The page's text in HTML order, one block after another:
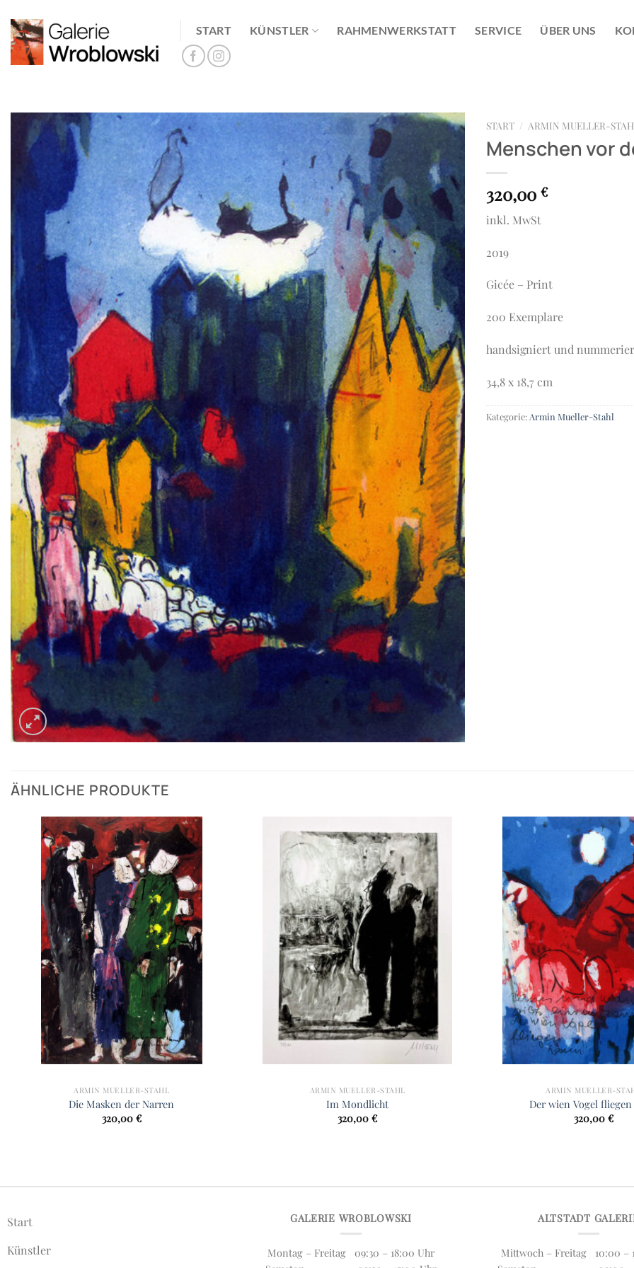
Inhalt
springen
START KÜNSTLER RAHMENWERKSTATT SERVICE ÜBER UNS
START / ARMIN MUELLER-
Menschen vor
320,00 €
inkl. MwSt
2019
Gicée – Print
200 Exemplare
handsigniert und
34,8 x 18,7 cm
Kategorie: Armin Mueller-Stahl
ÄHNLICHE PRODUKTE
ARMIN MUELLER-STAHL
Die Masken der Narren
320,00 €
ARMIN MUELLER-STAHL
Im Mondlicht
320,00€
ARMIN MUELLER-
Der wien Vogel
320,00 €
Start
Künstler
GALERIE WROBLOWSKI
Montag – Freitag 09:30 – 18:00 Uhr
ALTSTADT
Mittwoch – Freitag 10:00 –